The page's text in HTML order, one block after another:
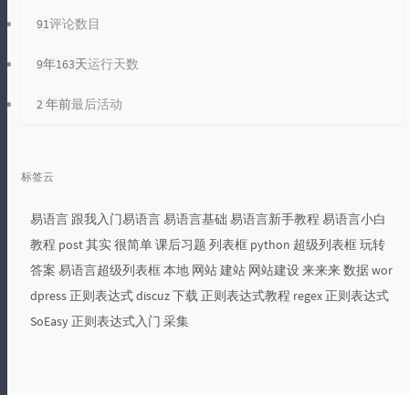
91评论数目
9年163天运行天数
2 年前最后活动
标签云
易语言 跟我入门易语言易语言基础 易语言新手教程 易语言小白
教程 post其实 很简单课后习题 列表框 python 超级列表框玩转
答案 易语言超级列表框本地 网站建站 网站建设来来来数据wor
dpress 正则表达式discuz下载 正则表达式教程 regex 正则表达式
SoEasy 正则表达式入门 采集